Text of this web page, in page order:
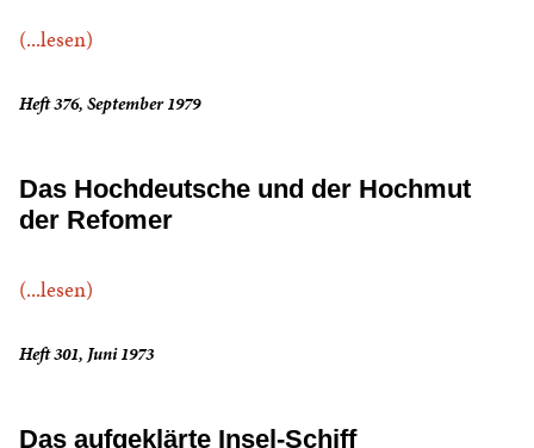
(...lesen)
Heft 376, September 1979
Das Hochdeutsche und der Hochmut
der Refomer
(...lesen)
Heft 301, Juni 1973
Das aufgeklärte Insel-Schiff